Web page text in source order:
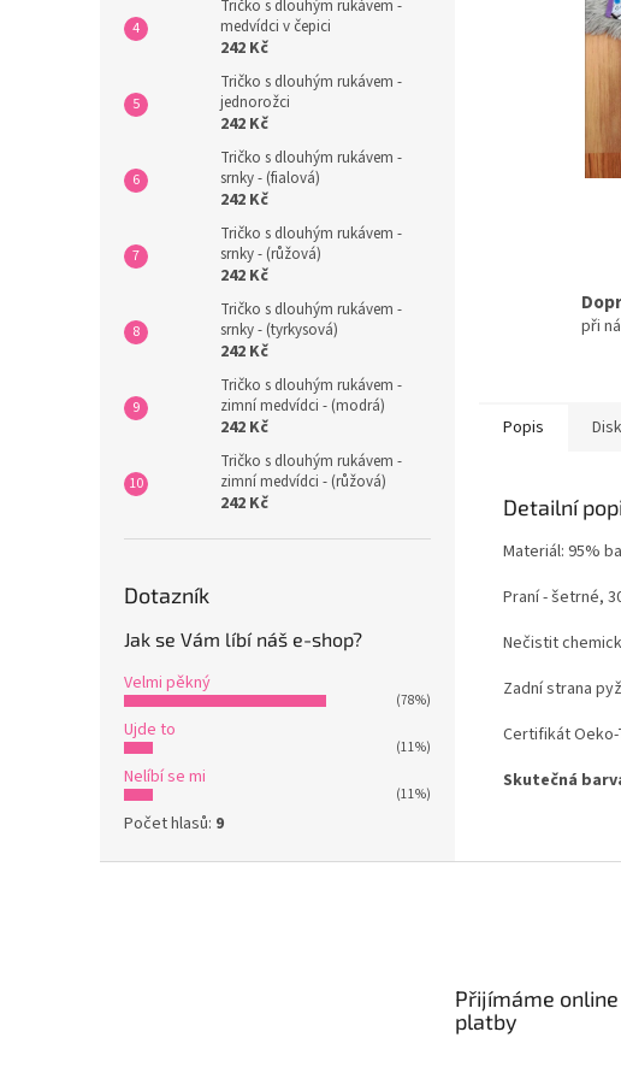
Tričko s dlouhým rukávem -
medvídci v čepici
242 Kč
Tričko s dlouhým rukávem -
jednorožci
242 Kč
Tričko s dlouhým rukávem -
srnky - (fialová)
242 Kč
Tričko s dlouhým rukávem -
srnky - (růžová)
242 Kč
Tričko s dlouhým rukávem -
srnky - (tyrkysová)
242 Kč
Tričko s dlouhým rukávem -
zimní medvídci - (modrá)
242 Kč
Tričko s dlouhým rukávem -
zimní medvídci - (růžová)
242 Kč
Dotazník
Jak se Vám líbí náš e-shop?
Velmi pěkný
(78%)
Ujde to
(11%)
Nelíbí se mi
(11%)
Počet hlasů: 9
při
Popis
Detailní
Materiál: 95%
Praní - šetrné,
Nečistit
Zadní strana
Certifikát
Skutečná
Přijímáme online
platby